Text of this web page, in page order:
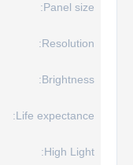
Panel size:
Resolution:
Brightness:
Life expectance:
High Light: